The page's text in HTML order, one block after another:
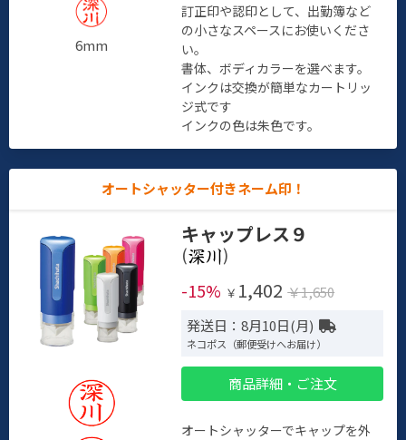
6mm
訂正印や認印として、出勤簿など
の小さなスペースにお使いくださ
い。
書体、ボディカラーを選べます。
インクは交換が簡単なカートリッ
ジ式です
インクの色は朱色です。
オートシャッター付きネーム印！
キャップレス９
(
)
-15% ￥ 1,402 ￥1,650
発送日：8月10日(月)
ネコポス（郵便受けへお届け）
商品詳細・ご注文
オートシャッターでキャップを外